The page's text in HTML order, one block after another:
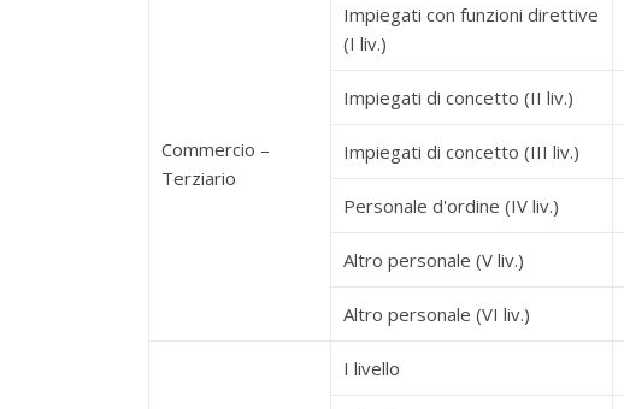
Commercio –
Terziario
Impiegati con funzioni direttive
(I liv.)
Impiegati di concetto (II liv.)
Impiegati di concetto (III liv.)
Personale d'ordine (IV liv.)
Altro personale (V liv.)
Altro personale (VI liv.)
I livello